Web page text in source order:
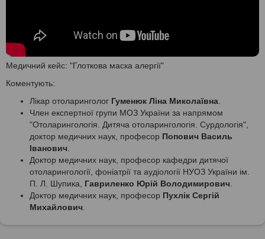
Медичний кейс: "Глоткова маска алергії"
Коментують:
Лікар отоларинголог Гуменюк Ліна Миколаївна
Член експертної групи МОЗ України за напрямом
"Отоларингологія. Дитяча отоларингологія. Сурдологія",
доктор медичних наук, професор Попович Василь
Іванович
Доктор медичних наук, професор кафедри дитячої
отоларингології, фоніатрії та аудіології НУОЗ України ім.
П. Л. Шупика, Гавриленко Юрій Володимирович
Доктор медичних наук, професор Пухлік Сергій
Михайлович